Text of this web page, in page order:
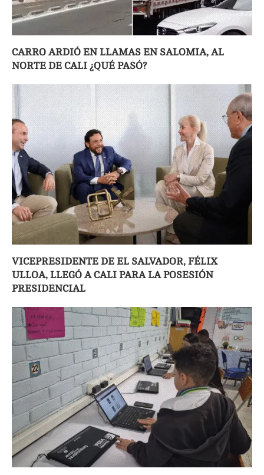
CARRO ARDIÓ EN LLAMAS EN SALOMIA, AL
NORTE DE CALI ¿QUÉ PASÓ?
VICEPRESIDENTE DE EL SALVADOR, FÉLIX
ULLOA, LLEGÓ A CALI PARA LA POSESIÓN
PRESIDENCIAL